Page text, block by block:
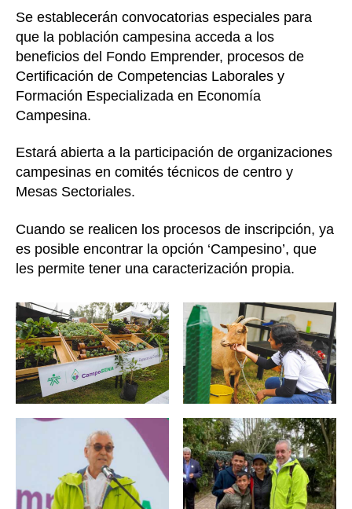
Se establecerán convocatorias especiales para
que la población campesina acceda a los
beneficios del Fondo Emprender, procesos de
Certificación de Competencias Laborales y
Formación Especializada en Economía
Campesina.
Estará abierta a la participación de organizaciones
campesinas en comités técnicos de centro y
Mesas Sectoriales.
Cuando se realicen los procesos de inscripción, ya
es posible encontrar la opción ‘Campesino’, que
les permite tener una caracterización propia.